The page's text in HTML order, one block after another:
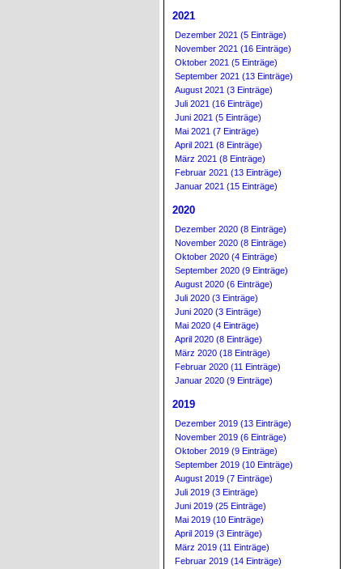
2021
Dezember 2021 (5 Einträge)
November 2021 (16 Einträge)
Oktober 2021 (5 Einträge)
September 2021 (13 Einträge)
August 2021 (3 Einträge)
Juli 2021 (16 Einträge)
Juni 2021 (5 Einträge)
Mai 2021 (7 Einträge)
April 2021 (8 Einträge)
März 2021 (8 Einträge)
Februar 2021 (13 Einträge)
Januar 2021 (15 Einträge)
2020
Dezember 2020 (8 Einträge)
November 2020 (8 Einträge)
Oktober 2020 (4 Einträge)
September 2020 (9 Einträge)
August 2020 (6 Einträge)
Juli 2020 (3 Einträge)
Juni 2020 (3 Einträge)
Mai 2020 (4 Einträge)
April 2020 (8 Einträge)
März 2020 (18 Einträge)
Februar 2020 (11 Einträge)
Januar 2020 (9 Einträge)
2019
Dezember 2019 (13 Einträge)
November 2019 (6 Einträge)
Oktober 2019 (9 Einträge)
September 2019 (10 Einträge)
August 2019 (7 Einträge)
Juli 2019 (3 Einträge)
Juni 2019 (25 Einträge)
Mai 2019 (10 Einträge)
April 2019 (3 Einträge)
März 2019 (11 Einträge)
Februar 2019 (14 Einträge)